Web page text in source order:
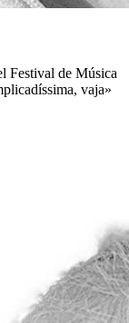
Festival de Música
vaja»